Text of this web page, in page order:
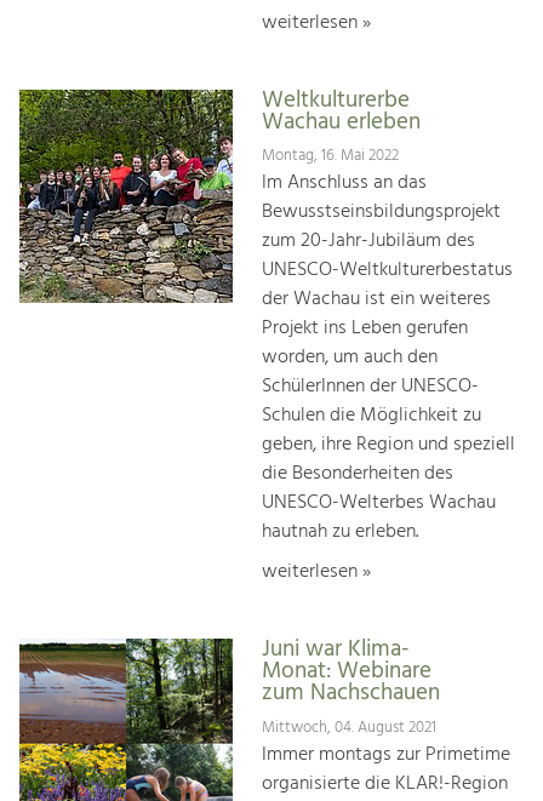
weiterlesen »
Weltkulturerbe
Wachau erleben
Montag, 16. Mai 2022
Im Anschluss an das
Bewusstseinsbildungsprojekt
zum 20-Jahr-Jubiläum des
UNESCO-Weltkulturerbestatus
der Wachau ist ein weiteres
Projekt ins Leben gerufen
worden, um auch den
SchülerInnen der UNESCO-
Schulen die Möglichkeit zu
geben, ihre Region und speziell
die Besonderheiten des
UNESCO-Welterbes Wachau
hautnah zu erleben.
weiterlesen »
Juni war Klima-
Monat: Webinare
zum Nachschauen
Mittwoch, 04. August 2021
Immer montags zur Primetime
organisierte die KLAR!-Region